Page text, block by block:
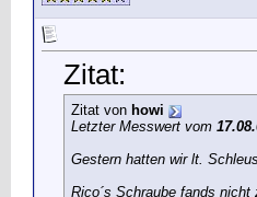
Zitat:
Zitat von howi
Letzter Messwert vom
Gestern hatten wir lt.
Rico´s Schraube fands nicht